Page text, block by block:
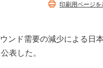
印刷用ページ
ンド需要の減少による日
表した。